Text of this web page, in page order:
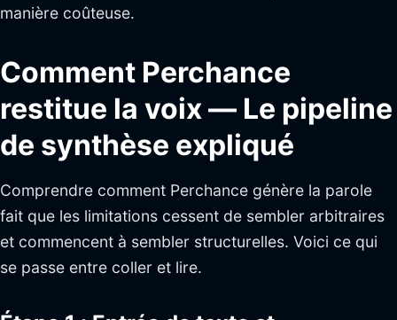
manière coûteuse.
Comment Perchance
restitue la voix — Le pipeline
de synthèse expliqué
Comprendre comment Perchance génère la parole
fait que les limitations cessent de sembler arbitraires
et commencent à sembler structurelles. Voici ce qui
se passe entre coller et lire.